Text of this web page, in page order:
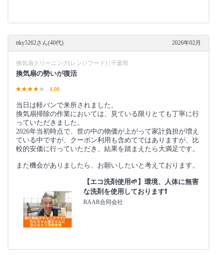
ttky5262さん(40代) 2026年02月
換気扇クリーニング(レンジフード) | 千葉県
換気扇の勢いが復活
4.00
当日は軽バンで来所されました。
換気扇掃除の作業においては、見ている限りとても丁寧に行
っていただきました。
2026年当初時点で、世の中の物価が上がって家計負担が増え
ている中ですが、クーポン利用も含めてではありますが、比
較的安価に行っていただき、結果を踏まえたら大満足です。
また機会がありましたら、お願いしたいと考えております。
【エコ洗剤使用🌱】環境、人体に無害
な洗剤を使用しております❗️
RAAR合同会社